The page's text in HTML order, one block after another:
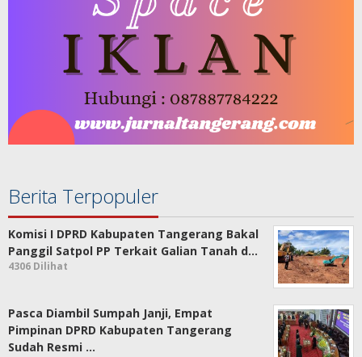
Berita Terpopuler
Komisi I DPRD Kabupaten Tangerang Bakal
Panggil Satpol PP Terkait Galian Tanah d…
4306 Dilihat
Pasca Diambil Sumpah Janji, Empat
Pimpinan DPRD Kabupaten Tangerang
Sudah Resmi …